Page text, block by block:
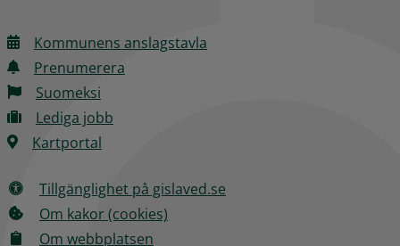
Kommunens anslagstavla
Prenumerera
Suomeksi
Lediga jobb
Kartportal
Tillgänglighet på gislaved.se
Om kakor (cookies)
Om webbplatsen